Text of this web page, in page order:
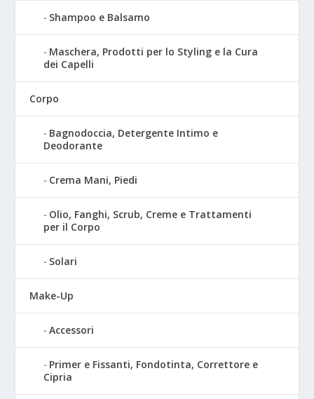
Shampoo e Balsamo
Maschera, Prodotti per lo Styling e la Cura
dei Capelli
Corpo
Bagnodoccia, Detergente Intimo e
Deodorante
Crema Mani, Piedi
Olio, Fanghi, Scrub, Creme e Trattamenti
per il Corpo
Solari
Make-Up
Accessori
Primer e Fissanti, Fondotinta, Correttore e
Cipria